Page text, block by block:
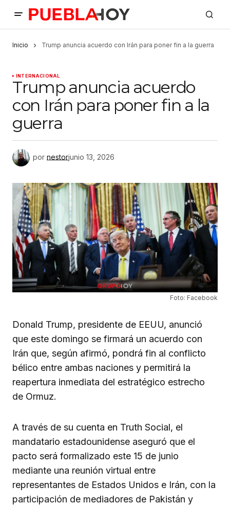
Inicio Trump anuncia acuerdo con Irán para poner fin a la guerra
INTERNACIONAL
Trump anuncia acuerdo
con Irán para poner fin a la
guerra
por nestorjunio 13, 2026
Foto: Facebook
Donald Trump, presidente de EEUU, anunció
que este domingo se firmará un acuerdo con
Irán que, según afirmó, pondrá fin al conflicto
bélico entre ambas naciones y permitirá la
reapertura inmediata del estratégico estrecho
de Ormuz.
A través de su cuenta en Truth Social, el
mandatario estadounidense aseguró que el
pacto será formalizado este 15 de junio
mediante una reunión virtual entre
representantes de Estados Unidos e Irán, con la
participación de mediadores de Pakistán y